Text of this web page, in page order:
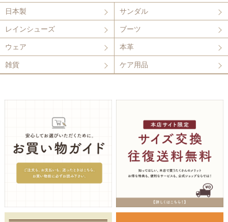
日本製 サンダル
レインシューズ ブーツ
ウェア 本革
雑貨 ケア用品